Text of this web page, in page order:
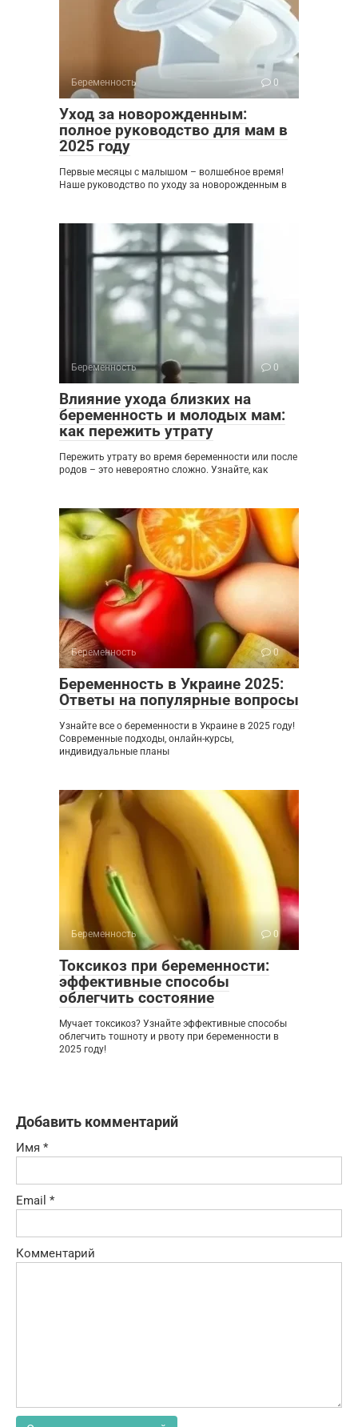
Беременность 0
Уход за новорожденным:
полное руководство для мам в
2025 году
Первые месяцы с малышом – волшебное время!
Наше руководство по уходу за новорожденным в
Беременность 0
Влияние ухода близких на
беременность и молодых мам:
как пережить утрату
Пережить утрату во время беременности или после
родов – это невероятно сложно. Узнайте, как
Беременность 0
Беременность в Украине 2025:
Ответы на популярные вопросы
Узнайте все о беременности в Украине в 2025 году!
Современные подходы, онлайн-курсы,
индивидуальные планы
Беременность 0
Токсикоз при беременности:
эффективные способы
облегчить состояние
Мучает токсикоз? Узнайте эффективные способы
облегчить тошноту и рвоту при беременности в
2025 году!
Добавить комментарий
Имя *
Email *
Комментарий